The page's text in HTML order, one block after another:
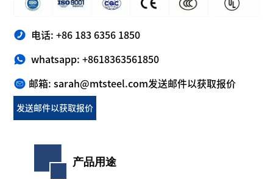
电话: +86 183 6356 1850
whatsapp: +8618363561850
邮箱: sarah@mtsteel.com发送邮件以获取报价
发送邮件以获取报价
产品用途